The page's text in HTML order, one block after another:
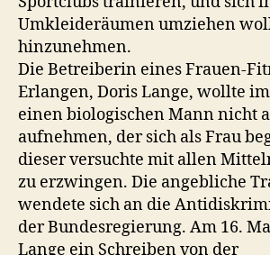
Umkleideräumen umziehen
hinzunehmen.
Die Betreiberin eines Frauen-
Erlangen, Doris Lange, wollte
einen biologischen Mann nicht
aufnehmen, der sich als Frau
dieser versuchte mit allen
zu erzwingen. Die angebliche
wendete sich an die
der Bundesregierung. Am 16.
Lange ein Schreiben von der